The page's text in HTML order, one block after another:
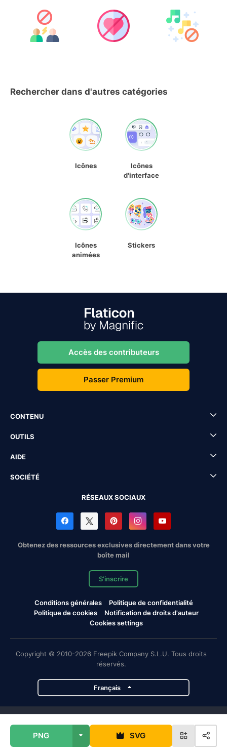
PNG SVG
Rechercher dans d'autres catégories
Icônes
Icônes
d'interface
Icônes
animées
Stickers
Accès des contributeurs
Passer Premium
CONTENU
OUTILS
AIDE
SOCIÉTÉ
RÉSEAUX SOCIAUX
Obtenez des ressources exclusives directement dans votre
boîte mail
S'inscrire
Conditions générales
Politique de confidentialité
Politique de cookies
Notification de droits d'auteur
Cookies settings
Copyright © 2010-2026 Freepik Company S.L.U. Tous droits
réservés.
Français